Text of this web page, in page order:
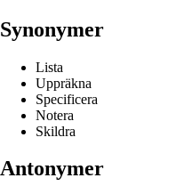
Synonymer
Lista
Uppräkna
Specificera
Notera
Skildra
Antonymer